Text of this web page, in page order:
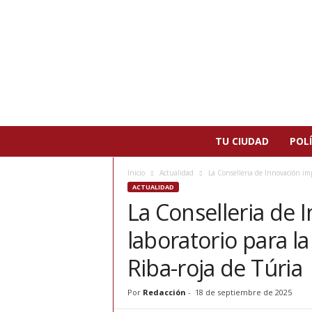
TU CIUDAD
Inicio Actualidad La Conselleria de Innovación
ACTUALIDAD
La Conselleria de
laboratorio para
Riba-roja de Túria
Por Redacción - 18 de septiembre de 2025